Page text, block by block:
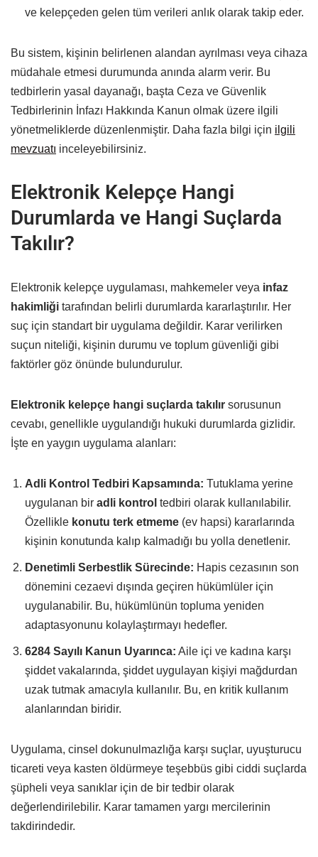
ve kelepçeden gelen tüm verileri anlık olarak takip eder.
Bu sistem, kişinin belirlenen alandan ayrılması veya cihaza
müdahale etmesi durumunda anında alarm verir. Bu
tedbirlerin yasal dayanağı, başta Ceza ve Güvenlik
Tedbirlerinin İnfazı Hakkında Kanun olmak üzere ilgili
yönetmeliklerde düzenlenmiştir. Daha fazla bilgi için ilgili
mevzuatı inceleyebilirsiniz.
Elektronik Kelepçe Hangi
Durumlarda ve Hangi Suçlarda
Takılır?
Elektronik kelepçe uygulaması, mahkemeler veya infaz
hakimliği tarafından belirli durumlarda kararlaştırılır. Her
suç için standart bir uygulama değildir. Karar verilirken
suçun niteliği, kişinin durumu ve toplum güvenliği gibi
faktörler göz önünde bulundurulur.
Elektronik kelepçe hangi suçlarda takılır sorusunun
cevabı, genellikle uygulandığı hukuki durumlarda gizlidir.
İşte en yaygın uygulama alanları:
Adli Kontrol Tedbiri Kapsamında: Tutuklama yerine
uygulanan bir adli kontrol tedbiri olarak kullanılabilir.
Özellikle konutu terk etmeme (ev hapsi) kararlarında
kişinin konutunda kalıp kalmadığı bu yolla denetlenir.
Denetimli Serbestlik Sürecinde: Hapis cezasının son
dönemini cezaevi dışında geçiren hükümlüler için
uygulanabilir. Bu, hükümlünün topluma yeniden
adaptasyonunu kolaylaştırmayı hedefler.
6284 Sayılı Kanun Uyarınca: Aile içi ve kadına karşı
şiddet vakalarında, şiddet uygulayan kişiyi mağdurdan
uzak tutmak amacıyla kullanılır. Bu, en kritik kullanım
alanlarından biridir.
Uygulama, cinsel dokunulmazlığa karşı suçlar, uyuşturucu
ticareti veya kasten öldürmeye teşebbüs gibi ciddi suçlarda
şüpheli veya sanıklar için de bir tedbir olarak
değerlendirilebilir. Karar tamamen yargı mercilerinin
takdirindedir.